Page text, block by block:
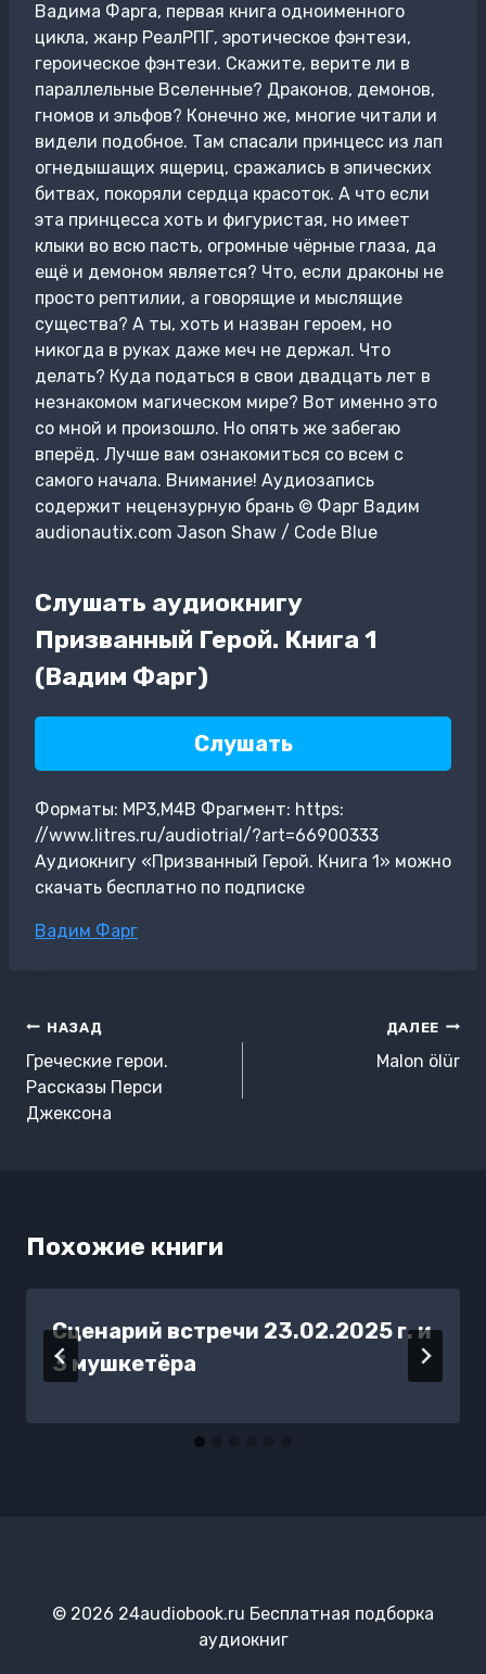
Вадима Фарга, первая книга одноименного
цикла, жанр РеалРПГ, эротическое фэнтези,
героическое фэнтези. Скажите, верите ли в
параллельные Вселенные? Драконов, демонов,
гномов и эльфов? Конечно же, многие читали и
видели подобное. Там спасали принцесс из лап
огнедышащих ящериц, сражались в эпических
битвах, покоряли сердца красоток. А что если
эта принцесса хоть и фигуристая, но имеет
клыки во всю пасть, огромные чёрные глаза, да
ещё и демоном является? Что, если драконы не
просто рептилии, а говорящие и мыслящие
существа? А ты, хоть и назван героем, но
никогда в руках даже меч не держал. Что
делать? Куда податься в свои двадцать лет в
незнакомом магическом мире? Вот именно это
со мной и произошло. Но опять же забегаю
вперёд. Лучше вам ознакомиться со всем с
самого начала. Внимание! Аудиозапись
содержит нецензурную брань © Фарг Вадим
audionautix.com Jason Shaw / Code Blue
Слушать аудиокнигу
Призванный Герой. Книга 1
(Вадим Фарг)
Слушать
Форматы: MP3,M4B Фрагмент: https:
//www.litres.ru/audiotrial/?art=66900333
Аудиокнигу «Призванный Герой. Книга 1» можно
скачать бесплатно по подписке
Метки
Вадим Фарг
Навигация
по
записям
НАЗАД
Греческие герои.
Рассказы Перси
Джексона
ДАЛЕЕ
Malon ölür
Похожие книги
Сценарий встречи 23.02.2025 г. и
3 мушкетёра
© 2026 24audiobook.ru Бесплатная подборка
аудиокниг